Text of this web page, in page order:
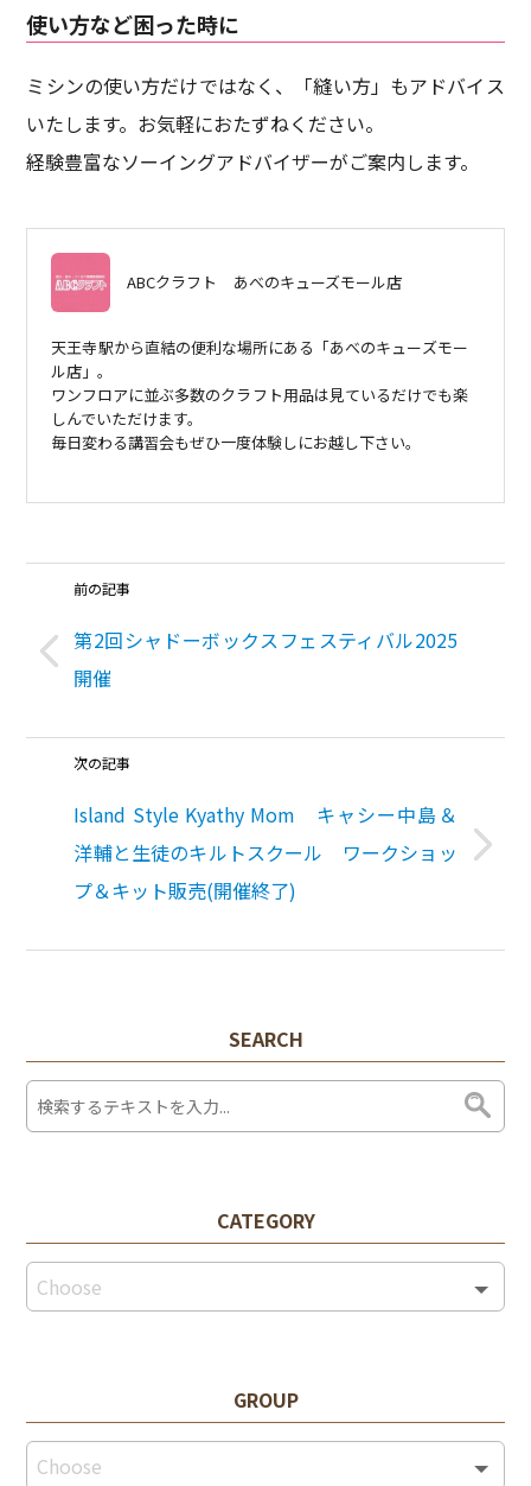
使い方など困った時に
ミシンの使い方だけではなく、「縫い方」もアドバイス
いたします。お気軽におたずねください。
経験豊富なソーイングアドバイザーがご案内します。
ABCクラフト あべのキューズモール店
天王寺駅から直結の便利な場所にある「あべのキューズモー
ル店」。
ワンフロアに並ぶ多数のクラフト用品は見ているだけでも楽
しんでいただけます。
毎日変わる講習会もぜひ一度体験しにお越し下さい。
前の記事
第2回シャドーボックスフェスティバル2025
開催
次の記事
Island Style Kyathy Mom キャシー中島＆
洋輔と生徒のキルトスクール ワークショッ
プ＆キット販売(開催終了)
SEARCH
CATEGORY
GROUP